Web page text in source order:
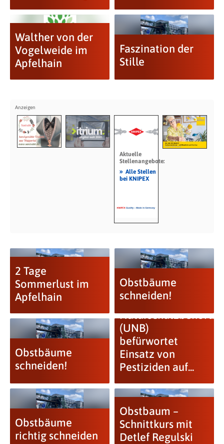
Walther von der
Vogelweide im
Apfelhain
Faszination der
Stille
Aktuelle
Stellenangebote:
» Alle Stellen
bei KNIPEX
2 Tage
Sommerlust im
Apfelhain
Obstbäume
schneiden!
Obstbäume
schneiden!
Untere
Naturschutzbehörde
(UNB)
befürwortet
Einsatz von
Pestiziden auf...
Obstbäume
richtig schneiden
Obstbaum –
Schnittkurs mit
Detlef Regulski